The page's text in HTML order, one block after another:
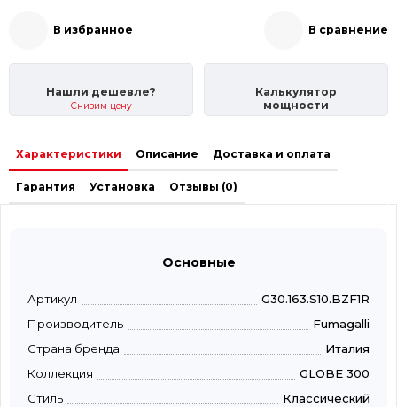
В избранное В сравнение
Нашли дешевле?
Снизим цену
Калькулятор
мощности
Характеристики Описание Доставка и оплата
Гарантия Установка Отзывы (0)
Основные
Артикул
G30.163.S10.BZF1R
Производитель
Fumagalli
Страна бренда
Италия
Коллекция
GLOBE 300
Стиль
Классический